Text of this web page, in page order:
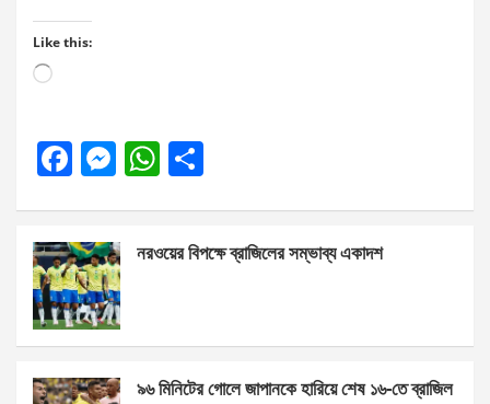
Like this:
Loading…
F
b
o
o
k
M
n
g
er
W
s
p
e
নরওয়ের বিপক্ষে ব্রাজিলের সম্ভাব্য একাদশ
৯৬ মিনিটের গোলে জাপানকে হারিয়ে শেষ ১৬-তে ব্রাজিল